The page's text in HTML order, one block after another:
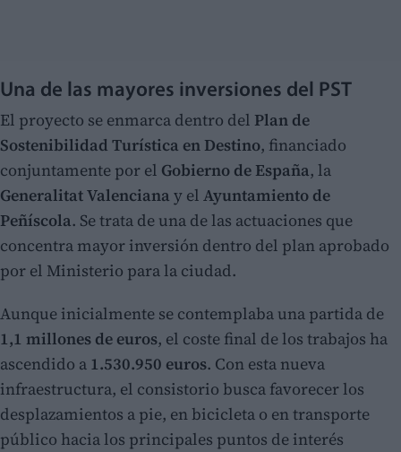
Una de las mayores inversiones del PST
El proyecto se enmarca dentro del Plan de
Sostenibilidad Turística en Destino, financiado
conjuntamente por el Gobierno de España, la
Generalitat Valenciana y el Ayuntamiento de
Peñíscola. Se trata de una de las actuaciones que
concentra mayor inversión dentro del plan aprobado
por el Ministerio para la ciudad.
Aunque inicialmente se contemplaba una partida de
1,1 millones de euros, el coste final de los trabajos ha
ascendido a 1.530.950 euros. Con esta nueva
infraestructura, el consistorio busca favorecer los
desplazamientos a pie, en bicicleta o en transporte
público hacia los principales puntos de interés